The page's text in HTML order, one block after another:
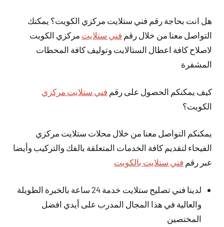
هل انت بحاجة رقم فني ستلايت مركزي الكويت؟ يمكنك
التواصل معنا من خلال رقم فني ستلايت مركزي الكويت
لاصلاح كافة اعطال الستالايت وتوليف كافة المحطات
المشفرة
كيف يمكنكم الحصول على رقم فني ستلايت مركزي
الكويت؟
يمكنكم التواصل معنا من خلال محلات ستلايت مركزي
الفيحاء لتقديم كافة الخدمات المتعلقة بالفك والتركيب وأيضا
عبر رقم فني ستلايت بالكويت
لدينا فني تصليح ستلايت خدمة 24 ساعة بالخبرة الطويلة
والعالية في هذا المجال المدرب على أيدي افضل
المختصين